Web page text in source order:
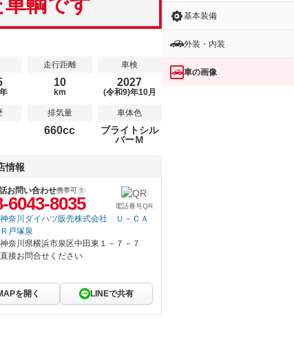
走行距離
10
km
車検
2027
(令和9)年10月
排気量
660cc
車体色
ブライトシル
バーＭ
情報
お問い合わせ携帯可
6043-8035 電話番号QR
神奈川ダイハツ販売株式会社 Ｕ－ＣＡ
Ｒ戸塚泉
神奈川県横浜市泉区中田東１－７－７
直接お問合せください
を開く LINEで共有
基本装備
外装・内装
車の画像